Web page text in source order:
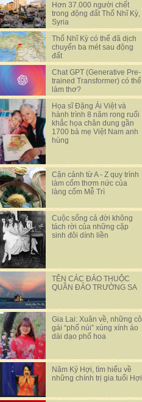
Hơn 37.000 người chết
trong động đất Thổ Nhĩ Kỳ,
Syria
Thổ Nhĩ Kỳ có thể đã dịch
chuyển ba mét sau động
đất
Chat GPT (Generative Pre-
trained Transformer) có thể
làm thơ?
Họa sĩ Đặng Ái Việt và
hành trình 8 năm rong ruổi
khắc họa chân dung gần
1700 bà mẹ Việt Nam anh
hùng
Cận cảnh từ A - Z quy trình
làm cốm thơm nức của
làng cốm Mễ Trì
Cuộc sống cả đời không
tách rời của những cặp
sinh đôi dính liền
TÊN CÁC ĐẢO THUỘC
QUẦN ĐẢO TRƯỜNG SA
Gia Lai: Xuân về, những cô
gái “phố núi” xúng xính áo
dài dạo phố hoa
Năm Kỷ Hợi, tìm hiểu về
những chính trị gia tuổi Hợi